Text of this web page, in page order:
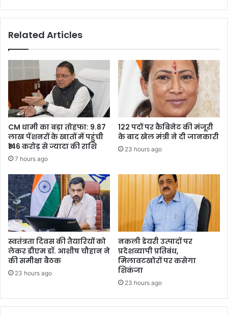
-
सचिव
ने
Related Articles
CM धामी का बड़ा तोहफा: 9.87
लाख पेंशनरों के खातों में पहुंची
₹146 करोड़ से ज्यादा की राशि
7 hours ago
122 पदों पर कैबिनेट की मंजूरी
के बाद खेल मंत्री ने दी जानकारी
23 hours ago
स्वतंत्रता दिवस की तैयारियों को
लेकर डीएम डॉ. आशीष चौहान ने
की समीक्षा बैठक
23 hours ago
नकली डेयरी उत्पादों पर
प्रदेशव्यापी प्रतिबंध,
मिलावटखोरों पर कसेगा
शिकंजा
23 hours ago